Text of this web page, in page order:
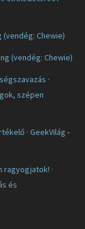
(vendég: Chewie)
(vendég: Chewie)
·
szépen
· GeekVilág -
ragyogjatok! ·
és